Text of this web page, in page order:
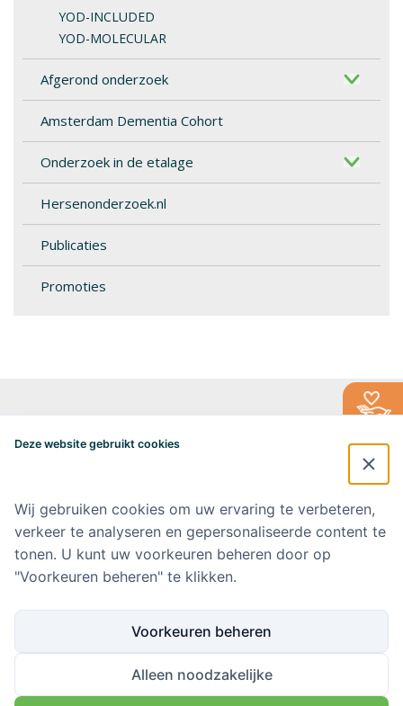
YOD-INCLUDED
YOD-MOLECULAR
Afgerond onderzoek
Amsterdam Dementia Cohort
Onderzoek in de etalage
Hersenonderzoek.nl
Publicaties
Promoties
Postbus 7057
alzheimercentrum@amsterdamumc.nl
Doneer via: NL 42 INGB 0006 9052 76 Ten name van: Stichting Steun
Alzheimercentrum Amsterdam
Amsterdam UMC
Deze website gebruikt cookies
Wij gebruiken cookies om uw ervaring te verbeteren,
verkeer te analyseren en gepersonaliseerde content te
tonen. U kunt uw voorkeuren beheren door op
"Voorkeuren beheren" te klikken.
Voorkeuren beheren
Alleen noodzakelijke